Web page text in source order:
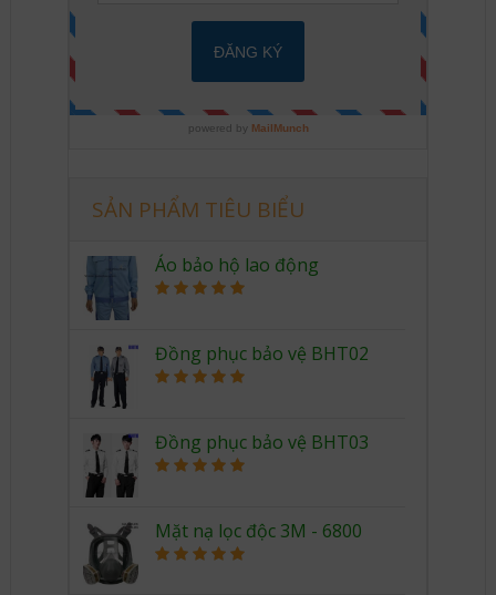
SẢN PHẨM TIÊU BIỂU
Áo bảo hộ lao động
Đồng phục bảo vệ BHT02
Đồng phục bảo vệ BHT03
Mặt nạ lọc độc 3M - 6800